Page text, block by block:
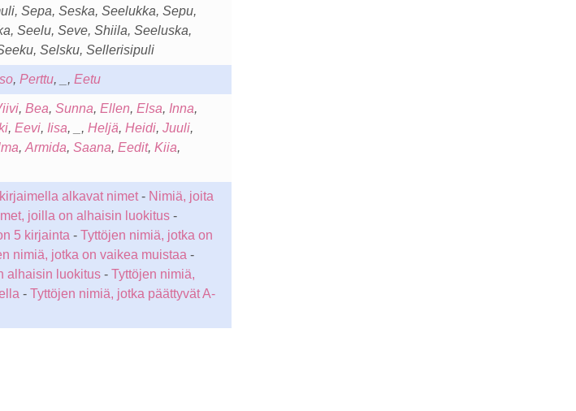
Sepa, Seska, Seelukka, Sepu,
Seelu, Seve, Shiila, Seeluska,
Selsku, Sellerisipuli
, Perttu, _, Eetu
, Bea, Sunna, Ellen, Elsa, Inna,
, Eevi, Iisa, _, Heljä, Heidi, Juuli,
, Armida, Saana, Eedit, Kiia,
alkavat nimet- Nimiä, joita
joilla on alhaisin luokitus-
5 kirjainta - Tyttöjen nimiä, jotka on
nimiä, jotka on vaikea muistaa -
alhaisin luokitus- Tyttöjen nimiä,
- Tyttöjen nimiä, jotka päättyvät A-